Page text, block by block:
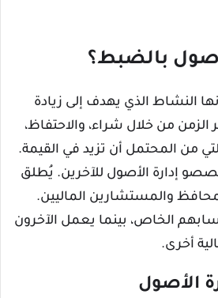
بالضبط؟
النشاط الذي يهدف إلى زيادة
الزمن من خلال شراء، والاحتفاظ،
من المحتمل أن تزيد في القيمة.
إدارة الأصول للآخرين. يُطلق
والمستشارين الماليين.
الخاص، بينما يعمل الآخرون
أخرى.
الأصول